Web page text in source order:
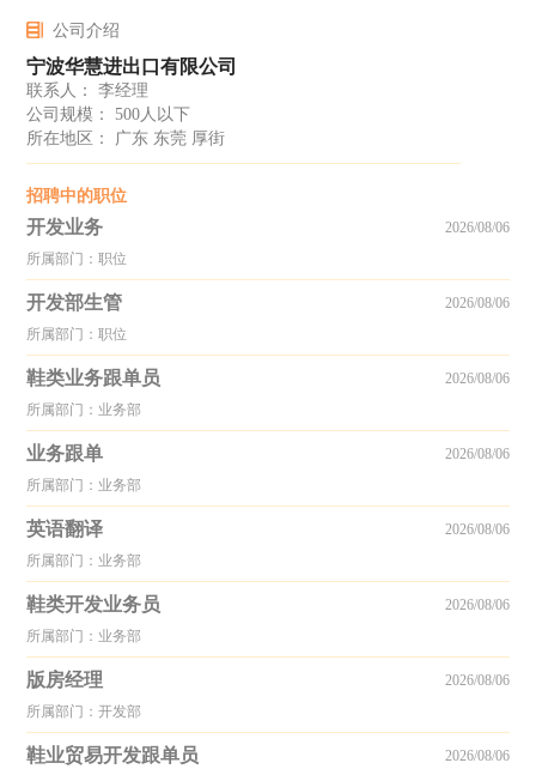
公司介绍
宁波华慧进出口有限公司
联系人： 李经理
公司规模： 500人以下
所在地区： 广东 东莞 厚街
招聘中的职位
开发业务
所属部门：职位
2026/08/06
开发部生管
所属部门：职位
2026/08/06
鞋类业务跟单员
所属部门：业务部
2026/08/06
业务跟单
所属部门：业务部
2026/08/06
英语翻译
所属部门：业务部
2026/08/06
鞋类开发业务员
所属部门：业务部
2026/08/06
版房经理
所属部门：开发部
2026/08/06
鞋业贸易开发跟单员 2026/08/06